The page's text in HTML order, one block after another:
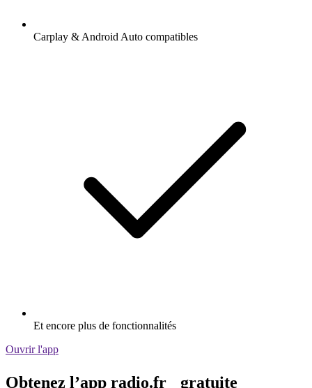
Carplay & Android Auto compatibles
Et encore plus de fonctionnalités
Ouvrir l'app
Obtenez l’app radio.fr gratuite